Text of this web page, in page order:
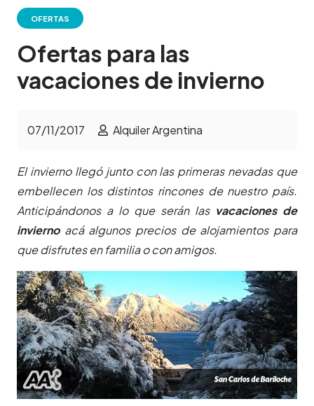
OFERTAS
Ofertas para las
vacaciones de invierno
07/11/2017 Alquiler Argentina
El invierno llegó junto con las primeras nevadas que
embellecen los distintos rincones de nuestro país.
Anticipándonos a lo que serán las vacaciones de
inviernoacá algunos precios de alojamientos para
que disfrutes en familia o con amigos.